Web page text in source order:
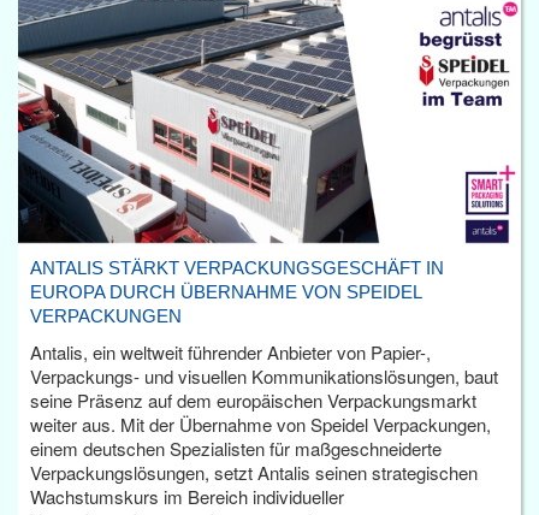
ANTALIS STÄRKT VERPACKUNGSGESCHÄFT IN
EUROPA DURCH ÜBERNAHME VON SPEIDEL
VERPACKUNGEN
Antalis, ein weltweit führender Anbieter von Papier-,
Verpackungs- und visuellen Kommunikationslösungen, baut
seine Präsenz auf dem europäischen Verpackungsmarkt
weiter aus. Mit der Übernahme von Speidel Verpackungen,
einem deutschen Spezialisten für maßgeschneiderte
Verpackungslösungen, setzt Antalis seinen strategischen
Wachstumskurs im Bereich individueller